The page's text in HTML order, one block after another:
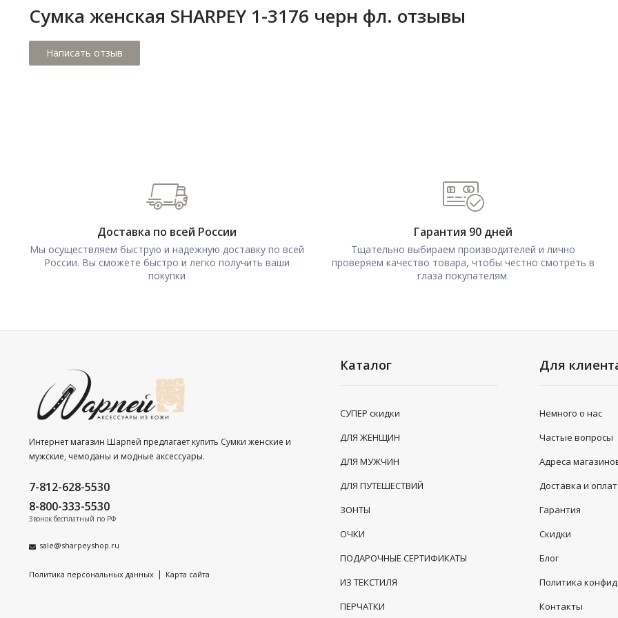
Сумка женская SHARPEY 1-3176 черн фл. отзывы
Доставка по всей России
Мы осуществляем быструю и надежную доставку по всей
России. Вы сможете быстро и легко получить ваши
покупки
Гарантия 90 дней
Тщательно выбираем производителей и лично
проверяем качество товара, чтобы честно смотреть в
глаза покупателям.
Интернет магазин Шарпей предлагает купить Сумки женские и
мужские, чемоданы и модные аксессуары.
7-812-628-5530
8-800-333-5530
Звонок бесплатный по РФ
sale@sharpeyshop.ru
Политика персональных данных | Карта сайта
Каталог
СУПЕР скидки
ДЛЯ ЖЕНЩИН
ДЛЯ МУЖЧИН
ДЛЯ ПУТЕШЕСТВИЙ
ЗОНТЫ
ОЧКИ
ПОДАРОЧНЫЕ СЕРТИФИКАТЫ
ИЗ ТЕКСТИЛЯ
ПЕРЧАТКИ
Для
Немного о нас
Частые вопросы
Адреса
Доставка и
Гарантия
Скидки
Блог
Политика
Контакты